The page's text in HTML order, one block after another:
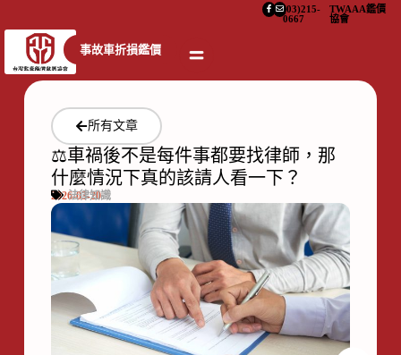
TWAAA鑑價
協會
(03)215-
0667
事故車折損鑑價
所有文章
⚖️車禍後不是每件事都要找律師，那
什麼情況下真的該請人看一下？
2026-03-20
法律知識